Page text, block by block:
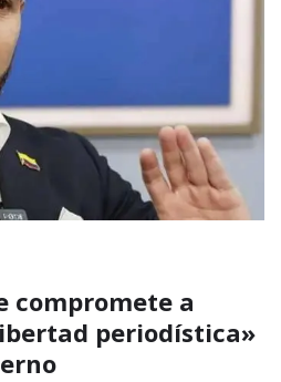
compromete a
periodística»